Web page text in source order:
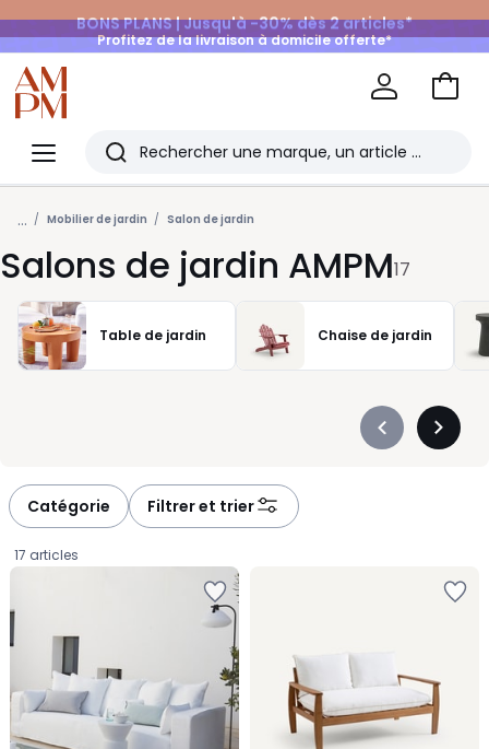
Profitez de la livraison à domicile offerte*
sur tous vos achats Mode & Maison
Menu
Redoute
Rechercher
Les
derniers
articles
consultés
Aller
... Mobilier de jardin Salon de jardin
Salons de jardin AMPM17
Table de jardin Chaise de jardin
Précédent
Catégorie Filtrer et trier
17 articles